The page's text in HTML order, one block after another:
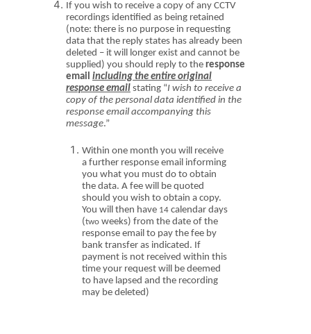
If you wish to receive a copy of any CCTV
recordings identified as being retained
(note: there is no purpose in requesting
data that the reply states has already been
deleted – it will longer exist and cannot be
supplied) you should reply to the response
email including the entire original
response email stating “I wish to receive a
copy of the personal data identified in the
response email accompanying this
message.”
Within one month you will receive
a further response email informing
you what you must do to obtain
the data. A fee will be quoted
should you wish to obtain a copy.
You will then have 14 calendar days
(twoweeks) from the date of the
response email to pay the fee by
bank transfer as indicated. If
payment is not received within this
time your request will be deemed
to have lapsed and the recording
may be deleted)